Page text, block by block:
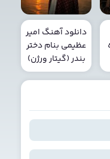
دانلود آهنگ امیر
عظیمی بنام دختر
بندر (گیتار ورژن)